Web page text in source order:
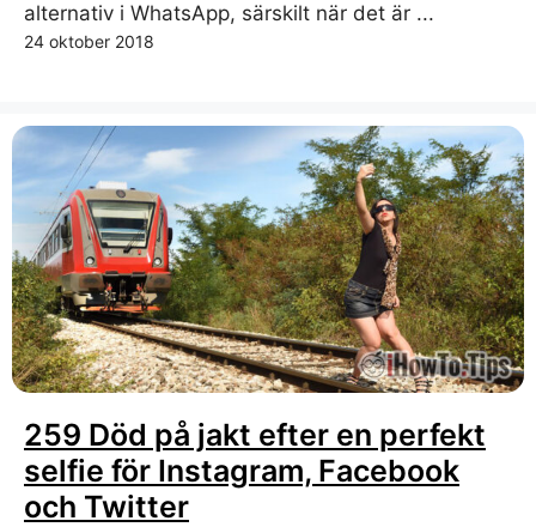
alternativ i WhatsApp, särskilt när det är ...
24 oktober 2018
259 Död på jakt efter en perfekt
selfie för Instagram, Facebook
och Twitter